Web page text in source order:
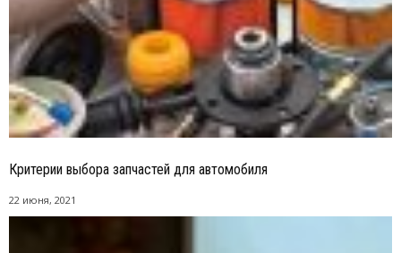
Критерии выбора запчастей для автомобиля
22 июня, 2021